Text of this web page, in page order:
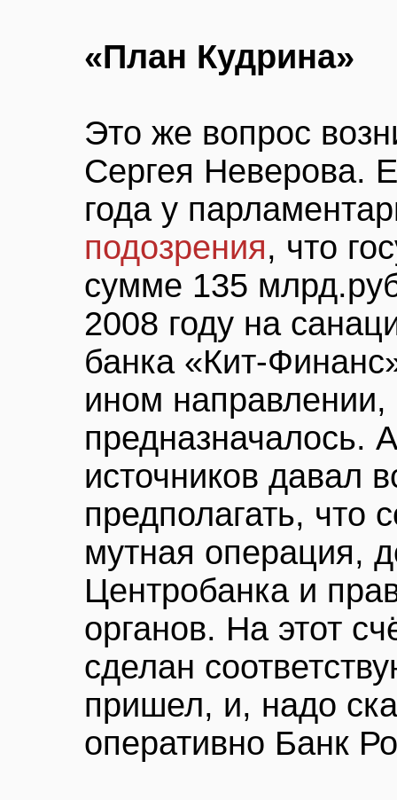
«План Кудрина»
Это же вопрос
Сергея Неверова.
года у
подозрения, что
сумме 135
2008 году на
банка «Кит-
ином
предназначалось.
источников давал
предполагать, что
мутная операция,
Центробанка и
органов. На этот
сделан
пришел, и, надо
оперативно Банк